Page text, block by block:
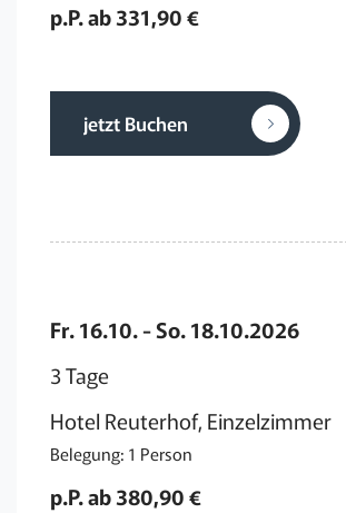
p.P. ab 331,90 €
jetzt Buchen
Fr. 16.10. - So. 18.10.2026
3 Tage
Hotel Reuterhof, Einzelzimmer
Belegung: 1 Person
p.P. ab 380,90 €